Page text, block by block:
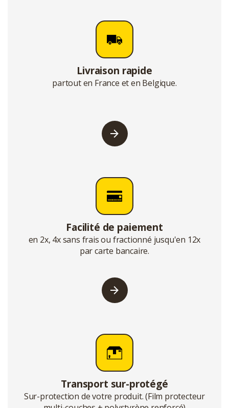
Livraison rapide
partout en France et en Belgique.
Facilité de paiement
en 2x, 4x sans frais ou fractionné jusqu'en 12x
par carte bancaire.
Transport sur-protégé
Sur-protection de votre produit. (Film protecteur